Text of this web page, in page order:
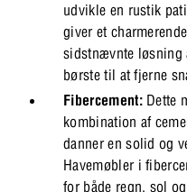
udvikle en rustik
giver et
sidstnævnte løsning
børste til at fjerne
Fibercement:Dette
kombination af
danner en solid og
Havemøbler i
for både regn, sol